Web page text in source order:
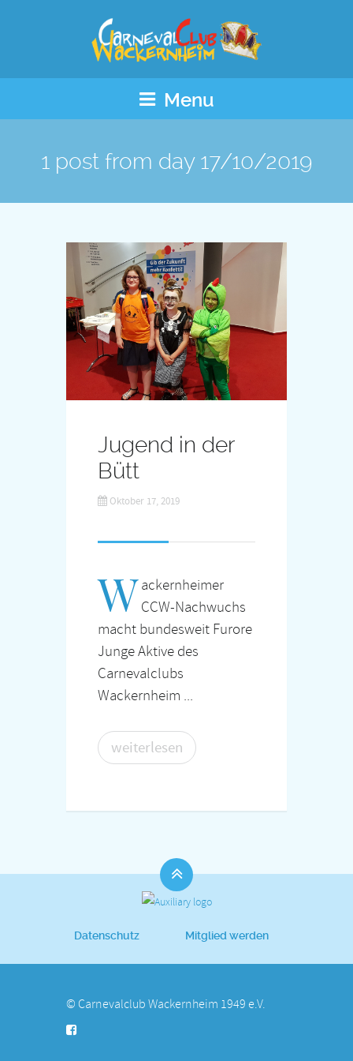
Menu
1 post from day 17/10/2019
Jugend in der
Bütt
Oktober 17, 2019
Wackernheimer
CCW-Nachwuchs
macht bundesweit Furore
Junge Aktive des
Carnevalclubs
Wackernheim ...
weiterlesen
Datenschutz Mitglied werden
© Carnevalclub Wackernheim 1949 e.V.